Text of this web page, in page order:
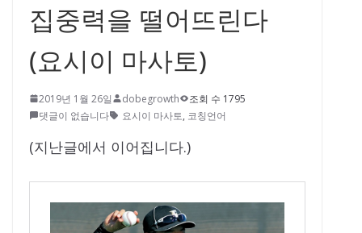
집중력을 떨어뜨린다
(요시이 마사토)
2019년 1월 26일 dobegrowth
조회 수 1795
댓글이 없습니다
요시이 마사토, 코칭언어
(지난글에서 이어집니다.)